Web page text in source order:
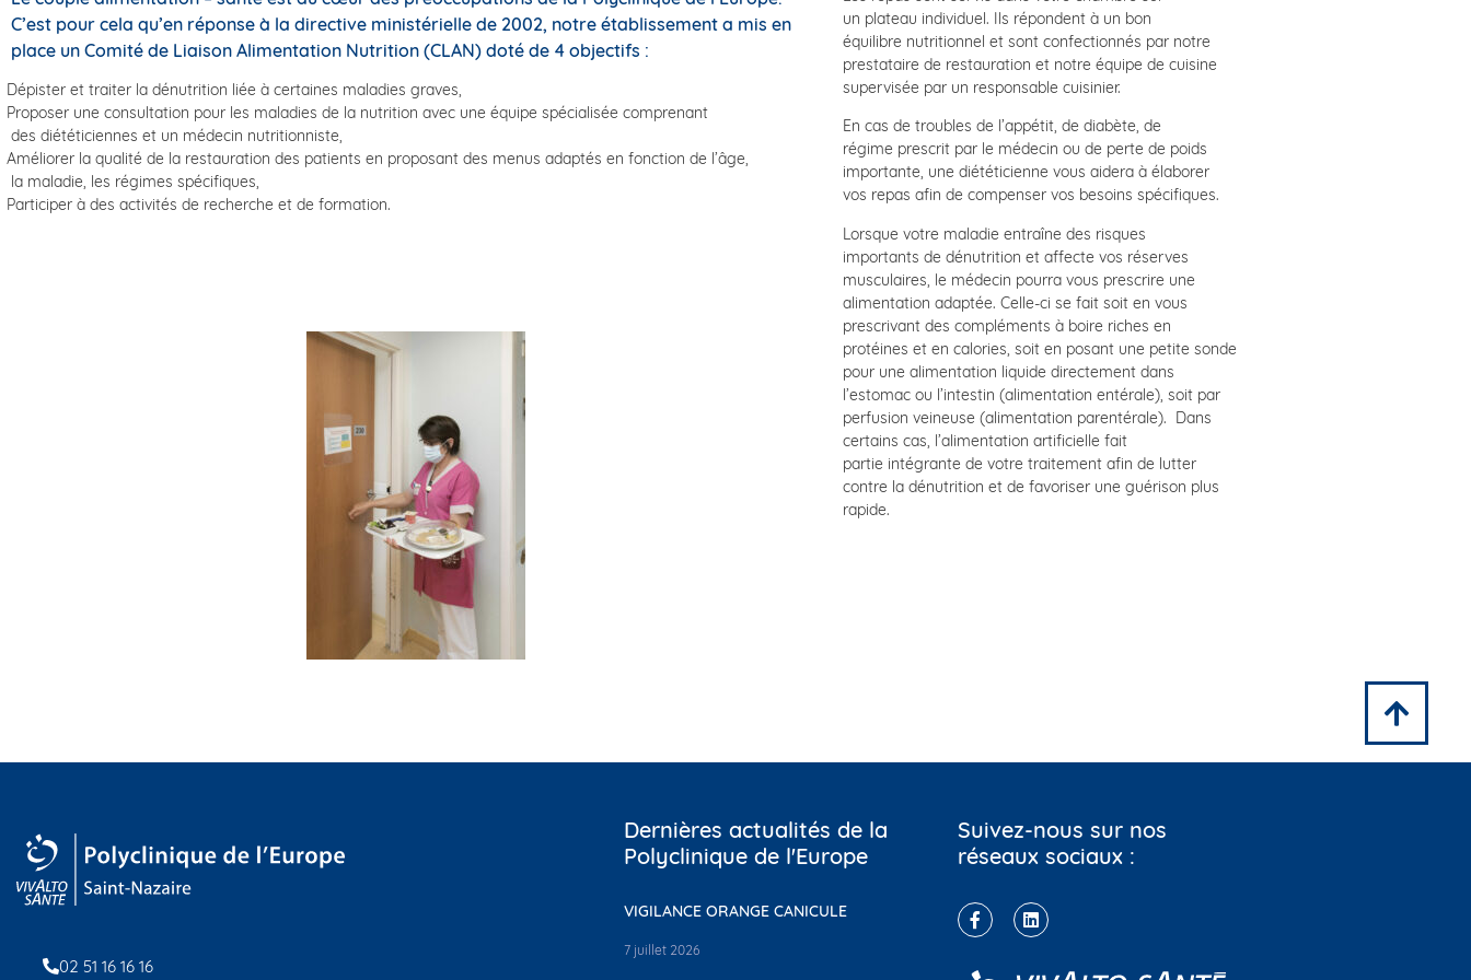
C’est pour cela qu’en réponse à la directive ministérielle de 2002, notre établissement a mis en
place un Comité de Liaison Alimentation Nutrition (CLAN) doté de 4 objectifs :
Dépister et traiter la dénutrition liée à certaines maladies graves,
Proposer une consultation pour les maladies de la nutrition avec une équipe spécialisée comprenant
des diététiciennes et un médecin nutritionniste,
Améliorer la qualité de la restauration des patients en proposant des menus adaptés en fonction de l’âge,
la maladie, les régimes spécifiques,
Participer à des activités de recherche et de formation.
un plateau individuel. Ils répondent à un bon
équilibre nutritionnel et sont confectionnés par notre
prestataire de restauration et notre équipe de cuisine
supervisée par un responsable cuisinier.
En cas de troubles de l’appétit, de diabète, de
régime prescrit par le médecin ou de perte de poids
importante, une diététicienne vous aidera à élaborer
vos repas afin de compenser vos besoins spécifiques.
Lorsque votre maladie entraîne des risques
importants de dénutrition et affecte vos réserves
musculaires, le médecin pourra vous prescrire une
alimentation adaptée. Celle-ci se fait soit en vous
prescrivant des compléments à boire riches en
protéines et en calories, soit en posant une petite sonde
pour une alimentation liquide directement dans
l’estomac ou l’intestin (alimentation entérale), soit par
perfusion veineuse (alimentation parentérale). Dans
certains cas, l’alimentation artificielle fait
partie intégrante de votre traitement afin de lutter
contre la dénutrition et de favoriser une guérison plus
rapide.
02 51 16 16 16
Dernières actualités de la
Polyclinique de l'Europe
VIGILANCE ORANGE CANICULE
7 juillet 2026
Suivez-nous sur nos
réseaux sociaux :